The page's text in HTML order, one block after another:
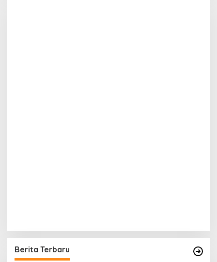
Berita Terbaru